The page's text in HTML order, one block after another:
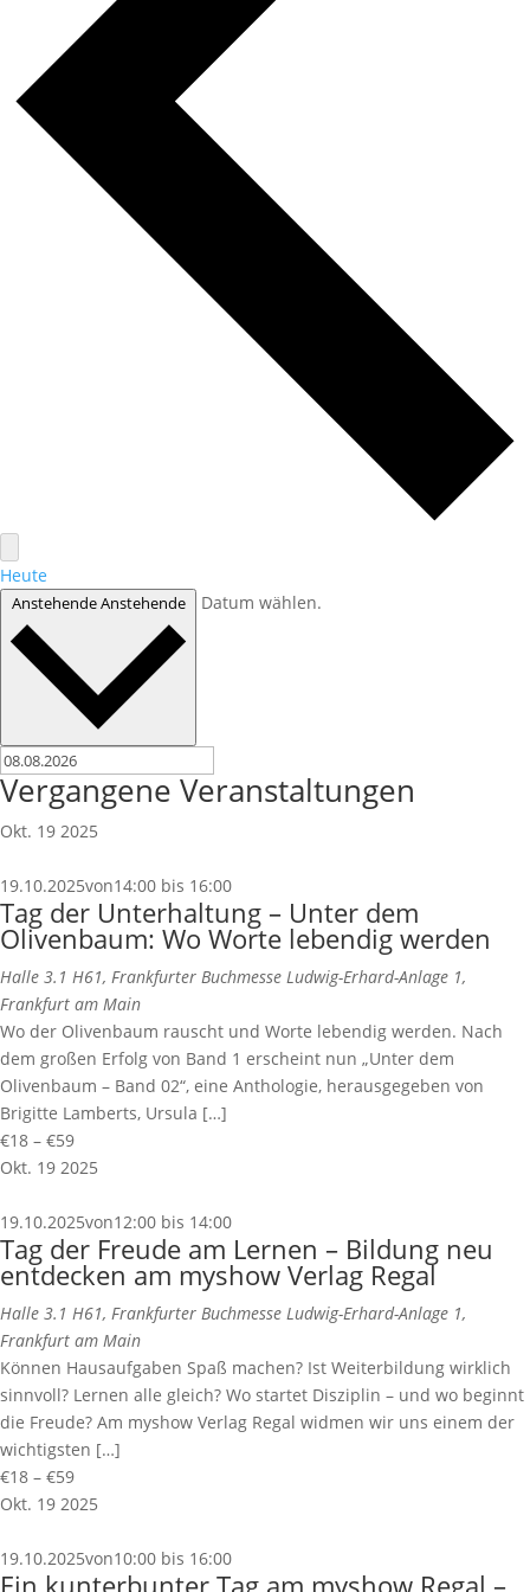
Heute
AnstehendeAnstehende Datum wählen.
Vergangene Veranstaltungen
Okt. 19 2025
19.10.2025von14:00 bis 16:00
Tag der Unterhaltung – Unter dem
Olivenbaum: Wo Worte lebendig werden
Halle 3.1 H61, Frankfurter Buchmesse Ludwig-Erhard-Anlage 1,
Frankfurt am Main
Wo der Olivenbaum rauscht und Worte lebendig werden. Nach
dem großen Erfolg von Band 1 erscheint nun „Unter dem
Olivenbaum – Band 02“, eine Anthologie, herausgegeben von
Brigitte Lamberts, Ursula […]
€18 – €59
Okt. 19 2025
19.10.2025von12:00 bis 14:00
Tag der Freude am Lernen – Bildung neu
entdecken am myshow Verlag Regal
Halle 3.1 H61, Frankfurter Buchmesse Ludwig-Erhard-Anlage 1,
Frankfurt am Main
Können Hausaufgaben Spaß machen? Ist Weiterbildung wirklich
sinnvoll? Lernen alle gleich? Wo startet Disziplin – und wo beginnt
die Freude? Am myshow Verlag Regal widmen wir uns einem der
wichtigsten […]
€18 – €59
Okt. 19 2025
19.10.2025von10:00 bis 16:00
Ein kunterbunter Tag am myshow Regal –